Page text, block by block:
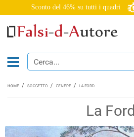
Sconto del 46% su tutti i quadri
HOME SOGGETTO GENERE LA FORD
La Ford